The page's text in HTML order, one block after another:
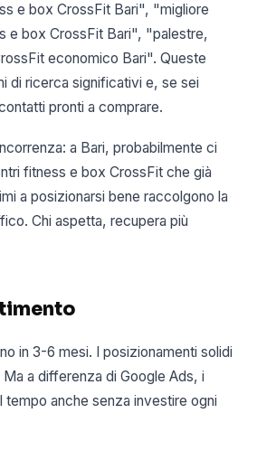
e box CrossFit Bari", "migliore
e box CrossFit Bari", "palestre,
economico Bari". Queste
di ricerca significativi e, se sei
pronti a comprare.
a Bari, probabilmente ci
fitness e box CrossFit che già
a posizionarsi bene raccolgono la
Chi aspetta, recupera più
in 3-6 mesi. I posizionamenti solidi
a differenza di Google Ads, i
tempo anche senza investire ogni